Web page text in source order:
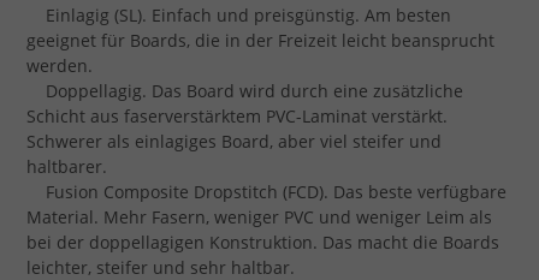
Einlagig (SL). Einfach und preisgünstig. Am besten
geeignet für Boards, die in der Freizeit leicht beansprucht
werden.
Doppellagig. Das Board wird durch eine zusätzliche
Schicht aus faserverstärktem PVC-Laminat verstärkt.
Schwerer als einlagiges Board, aber viel steifer und
haltbarer.
Fusion Composite Dropstitch (FCD). Das beste verfügbare
Material. Mehr Fasern, weniger PVC und weniger Leim als
bei der doppellagigen Konstruktion. Das macht die Boards
leichter, steifer und sehr haltbar.